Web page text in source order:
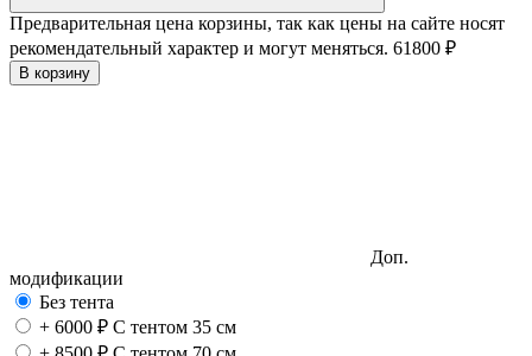
Предварительная цена корзины, так как цены на сайте носят
рекомендательный характер и могут меняться. 61800 ₽
В корзину
Доп.
модификации
Без тента
+ 6000 ₽ С тентом 35 см